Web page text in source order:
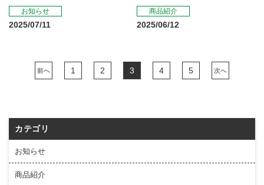
お知らせ
2025/07/11
商品紹介
2025/06/12
前へ 1 2 3 4 5 次へ
カテゴリ
お知らせ
商品紹介